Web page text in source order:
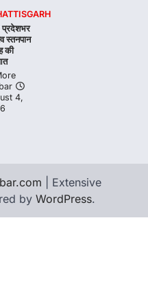
स्तनपान
की
4,
| Extensive
by WordPress.